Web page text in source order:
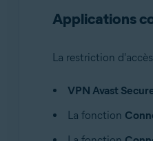
Applications
La restriction
VPN Avast
La fonction